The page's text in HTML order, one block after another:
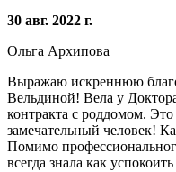
30 авг. 2022 г.
Ольга Архипова
Выражаю искреннюю
Вельдиной! Вела у
контракта с роддомом.
замечательный человек!
Помимо
всегда знала как